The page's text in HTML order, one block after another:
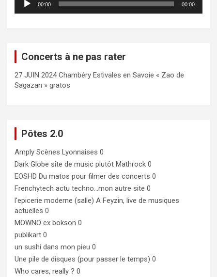
audio
00:00 00:00
Concerts à ne pas rater
27 JUIN 2024 Chambéry Estivales en Savoie « Zao de
Sagazan » gratos
Pôtes 2.0
Amply Scènes Lyonnaises 0
Dark Globe site de music plutôt Mathrock 0
EOSHD Du matos pour filmer des concerts 0
Frenchytech actu techno…mon autre site 0
l'epicerie moderne (salle) A Feyzin, live de musiques
actuelles 0
MOWNO ex bokson 0
publikart 0
un sushi dans mon pieu 0
Une pile de disques (pour passer le temps) 0
Who cares, really ? 0